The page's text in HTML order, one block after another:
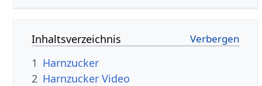
Inhaltsverzeichnis
1 Harnzucker
2 Harnzucker Video